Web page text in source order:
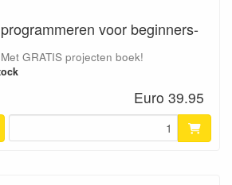
voor beginners-
GRATIS projecten boek!
Euro 39.95